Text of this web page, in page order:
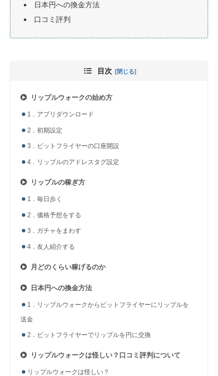
日本円への換金方法
口コミ評判
目次
リップルウォークの始め方
1．アプリダウンロード
2．初期設定
3．ビットフライヤーの口座開設
4．リップルのアドレスタグ設定
リップルの稼ぎ方
1．毎日歩く
2．価格予想をする
3．ガチャをまわす
4．友人紹介する
月どのくらい稼げるのか
日本円への換金方法
1．リップルウォークからビットフライヤーにリップルを
送金
2．ビットフライヤーでリップルを円に交換
リップルウォークは怪しい？口コミ評判について
リップルウォークは怪しい？